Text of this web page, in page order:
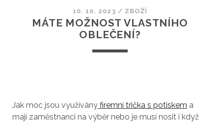
10. 10. 2023 / ZBOŽÍ
MÁTE MOŽNOST VLASTNÍHO
OBLEČENÍ?
Jak moc jsou využíványfiremní trička s potiskem a
mají zaměstnanci na výběr nebo je musí nosit i když